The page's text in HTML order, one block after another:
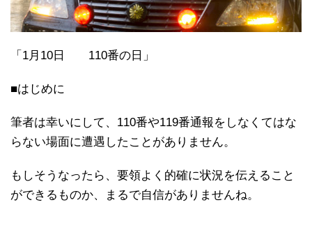
「1月10日 110番の日」
■はじめに
筆者は幸いにして、110番や119番通報をしなくてはな
らない場面に遭遇したことがありません。
もしそうなったら、要領よく的確に状況を伝えること
ができるものか、まるで自信がありませんね。